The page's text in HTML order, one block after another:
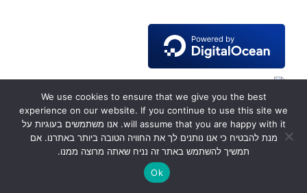
תגיות
ABBY DOWSE Abby Rao Abigail Ratchford Alexis Clark Chiara Ferragni
Irina Voronina
Lana Rhoades Mia Khalifa
We use cookies to ensure that we give you the best
experience on our website. If you continue to use this site we
will assume that you are happy with it. אנו משתמשים בעוגיות על
מנת להבטיח כי אנו נותנים לך את החוויה הטובה ביותר באתרנו. אם
תמשיך להשתמש באתר זה נניח שאתה מרוצה ממנו.
Ok